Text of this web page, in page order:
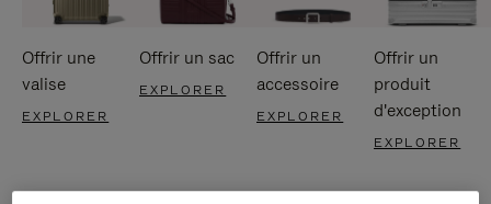
Offrir une
valise
EXPLORER
Offrir un sac
EXPLORER
Offrir un
accessoire
EXPLORER
Offrir un
produit
d'exception
EXPLORER